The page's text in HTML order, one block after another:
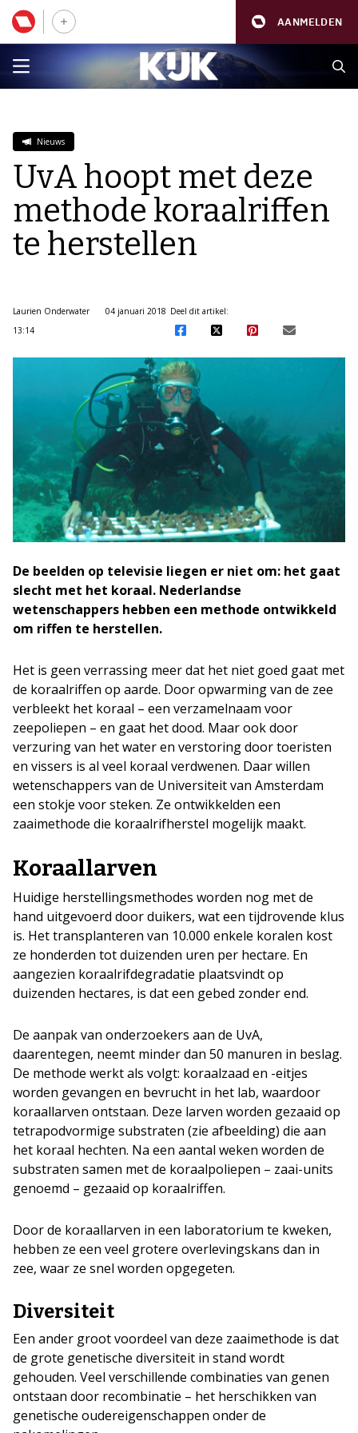
AANMELDEN
Nieuws
UvA hoopt met deze
methode koraalriffen
te herstellen
Laurien Onderwater
04 januari 2018
13:14
Deel dit artikel:
De beelden op televisie liegen er niet om: het gaat
slecht met het koraal. Nederlandse
wetenschappers hebben een methode ontwikkeld
om riffen te herstellen.
Het is geen verrassing meer dat het niet goed gaat met
de koraalriffen op aarde. Door opwarming van de zee
verbleekt het koraal – een verzamelnaam voor
zeepoliepen – en gaat het dood. Maar ook door
verzuring van het water en verstoring door toeristen
en vissers is al veel koraal verdwenen. Daar willen
wetenschappers van de Universiteit van Amsterdam
een stokje voor steken. Ze ontwikkelden een
zaaimethode die koraalrifherstel mogelijk maakt.
Koraallarven
Huidige herstellingsmethodes worden nog met de
hand uitgevoerd door duikers, wat een tijdrovende klus
is. Het transplanteren van 10.000 enkele koralen kost
ze honderden tot duizenden uren per hectare. En
aangezien koraalrifdegradatie plaatsvindt op
duizenden hectares, is dat een gebed zonder end.
De aanpak van onderzoekers aan de UvA,
daarentegen, neemt minder dan 50 manuren in beslag.
De methode werkt als volgt: koraalzaad en -eitjes
worden gevangen en bevrucht in het lab, waardoor
koraallarven ontstaan. Deze larven worden gezaaid op
tetrapodvormige substraten (zie afbeelding) die aan
het koraal hechten. Na een aantal weken worden de
substraten samen met de koraalpoliepen – zaai-units
genoemd – gezaaid op koraalriffen.
Door de koraallarven in een laboratorium te kweken,
hebben ze een veel grotere overlevingskans dan in
zee, waar ze snel worden opgegeten.
Diversiteit
Een ander groot voordeel van deze zaaimethode is dat
de grote genetische diversiteit in stand wordt
gehouden. Veel verschillende combinaties van genen
ontstaan door recombinatie – het herschikken van
genetische oudereigenschappen onder de